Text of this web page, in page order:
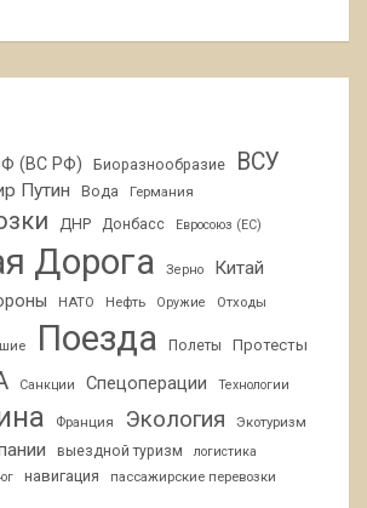
(ВС РФ) Биоразнообразие ВСУ
Путин Вода Германия
ДНР Донбасс Евросоюз (ЕС)
Дорога Зерно Китай
НАТО Нефть Оружие Отходы
Поезда Полеты Протесты
Санкции Спецоперации Технологии
Франция Экология
Экотуризм
выездной туризм логистика
навигация
пассажирские перевозки